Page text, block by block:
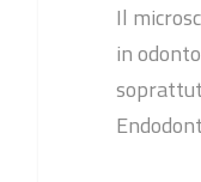
Il
in